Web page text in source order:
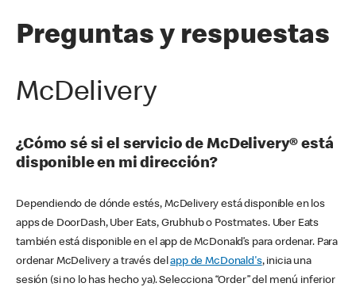
Preguntas y respuestas
McDelivery
¿Cómo sé si el servicio de McDelivery® está
disponible en mi dirección?
Dependiendo de dónde estés, McDelivery está disponible en los
apps de DoorDash, Uber Eats, Grubhub o Postmates. Uber Eats
también está disponible en el app de McDonald’s para ordenar. Para
ordenar McDelivery a través delapp de McDonald's, inicia una
sesión (si no lo has hecho ya). Selecciona “Order” del menú inferior